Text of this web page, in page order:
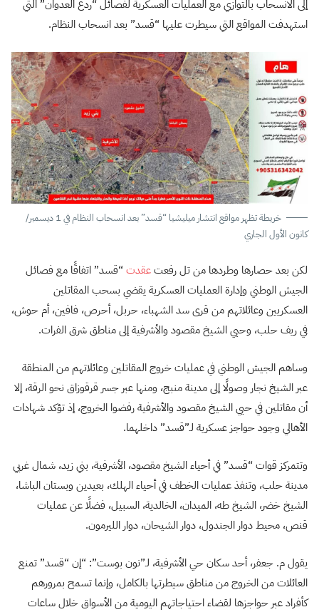
إلى الانسحاب بالتوازي مع العمليات العسكرية لفصائل “ردع العدوان” التي
استهدفت المواقع التي سيطرت عليها “قسد” بعد انسحاب النظام.
خريطة تظهر مواقع انتشار ميليشيا “قسد” بعد انسحاب النظام في 1 ديسمبر/
كانون الأول الجاري
لكن بعد حصارها وطردها من تل رفعتعقدت“قسد” اتفاقًا مع فصائل
الجيش الوطني وإدارة العمليات العسكرية يقضي بسحب المقاتلين
العسكريين وعائلاتهم من قرى سد الشهباء، حربل، أحرص، فافين، أم حوش،
في ريف حلب، وحيي الشيخ مقصود والأشرفية إلى مناطق شرق الفرات.
وساهم الجيش الوطني في عمليات خروج المقاتلين وعائلاتهم من المنطقة
عبر الشيخ نجار وصولًا إلى مدينة منبج، ومنها عبر جسر قرقوزاق نحو الرقة، إلا
أن مقاتلين في حيي الشيخ مقصود والأشرفية رفضوا الخروج، إذ تؤكد شهادات
الأهالي وجود حواجز عسكرية لـ”قسد” داخلهما.
وتتمركز قوات “قسد” في أحياء الشيخ مقصود، الأشرفية، بني زيد، شمال غربي
مدينة حلب، وتنفذ عمليات الخطف في أحياء الهلك، بعيدين وبستان الباشا،
الشيخ خضر، الشيخ طه، الميدان، الخالدية، السبيل، فضلًا عن عمليات
قنص، محيط دوار الجندول، دوار الشيحان، دوار الليرمون.
يقول م. جعفر، أحد سكان حي الأشرفية، لـ”نون بوست”: “إن “قسد” تمنع
العائلات من الخروج من مناطق سيطرتها بالكامل، وإنما تسمح بمرورهم
كأفراد عبر حواجزها لقضاء احتياجاتهم اليومية من الأسواق خلال ساعات